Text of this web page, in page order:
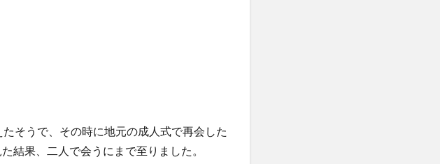
そうで、その時に地元の成人式で再会した
結果、二人で会うにまで至りました。